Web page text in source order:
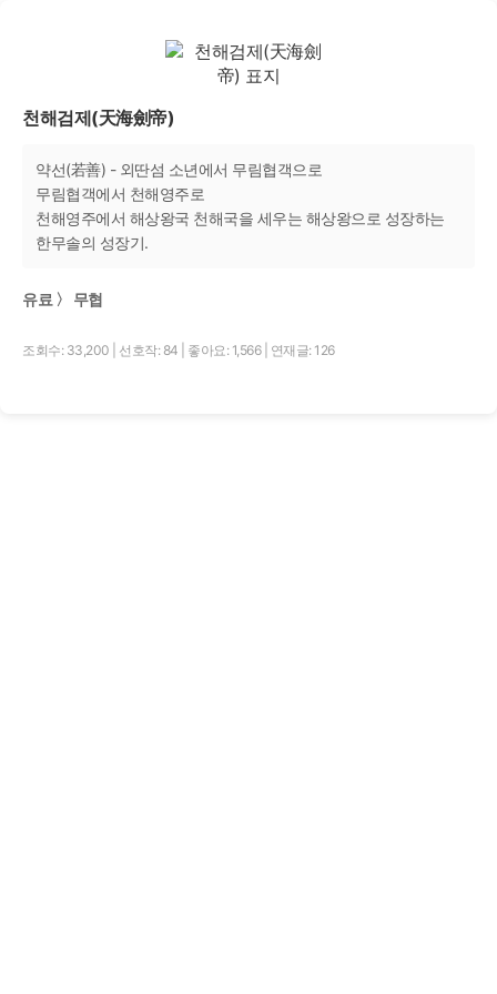
천해검제(天海劍帝)
약선(若善) - 외딴섬 소년에서 무림협객으로
무림협객에서 천해영주로
천해영주에서 해상왕국 천해국을 세우는 해상왕으로 성장하는
한무솔의 성장기.
유료 〉 무협
조회수: 33,200 선호작: 84 좋아요: 1,566 연재글: 126